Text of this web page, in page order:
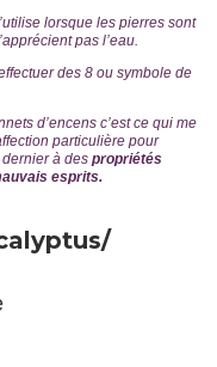
lorsque les pierres sont
pas l’eau.
des 8 ou symbole de
d’encens c’est ce qui me
particulière pour
à des propriétés
esprits.